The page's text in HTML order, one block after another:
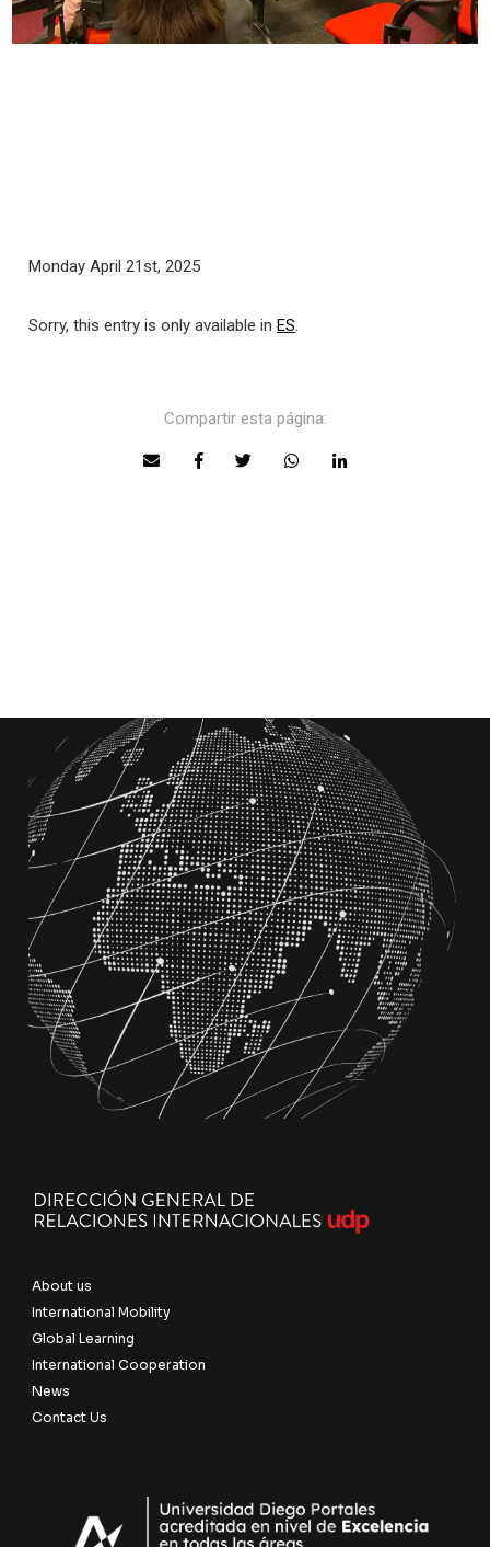
Monday April 21st, 2025
Sorry, this entry is only available inES.
Compartir esta página:
About us
International Mobility
Global Learning
International Cooperation
News
Contact Us